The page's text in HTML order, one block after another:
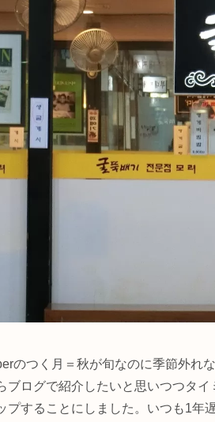
のつく月＝秋が旬なのに季節外れ
ブログで紹介したいと思いつつタ
プすることにしました。いつも1年